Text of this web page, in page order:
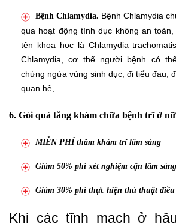
Bệnh Chlamydia. Bệnh Chlamydia
qua hoạt động tình dục không an
tên khoa học là Chlamydia
Chlamydia, cơ thể người bệnh có
chứng ngứa vùng sinh dục, đi tiểu đau,
quan hệ,…
6. Gói quà tăng khám chữa bệnh trĩ ở
MIỄN PHÍ thăm khám trĩ lâm sàng
Giảm 50% phí xét nghiệm cận lâm sàng
Giảm 30% phí thực hiện thủ thuật
Khi các tĩnh mạch ở